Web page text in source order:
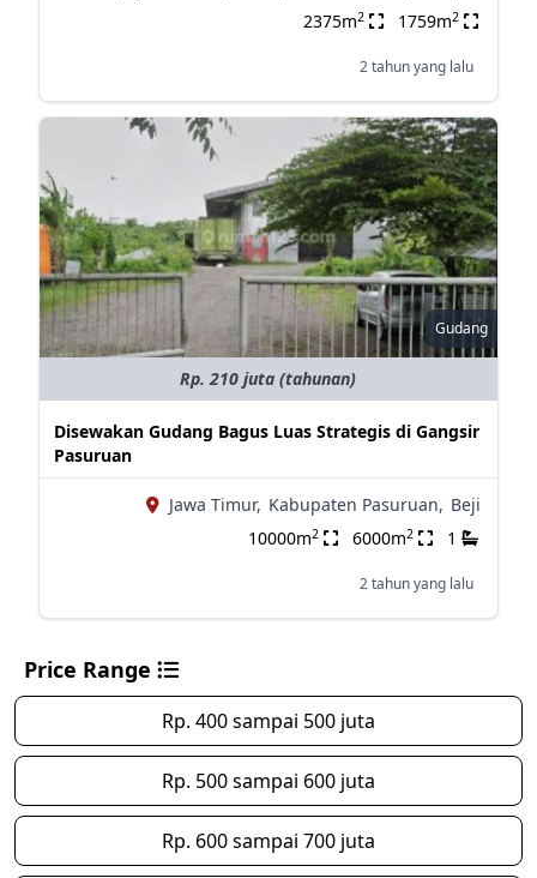
2375m2 1759m2
2 tahun yang lalu
Gudang
Rp. 210 juta (tahunan)
Disewakan Gudang Bagus Luas Strategis di Gangsir
Pasuruan
Jawa Timur, Kabupaten Pasuruan, Beji
10000m2 6000m2 1
2 tahun yang lalu
Price Range
Rp. 400 sampai 500 juta
Rp. 500 sampai 600 juta
Rp. 600 sampai 700 juta